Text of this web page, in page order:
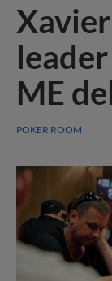
ME
POKER ROOM